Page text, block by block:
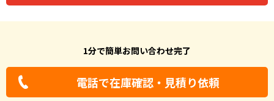
1分で簡単お問い合わせ完了
電話で在庫確認・見積り依頼